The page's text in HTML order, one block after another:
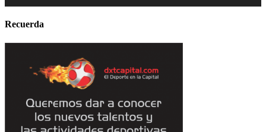
audio
Recuerda